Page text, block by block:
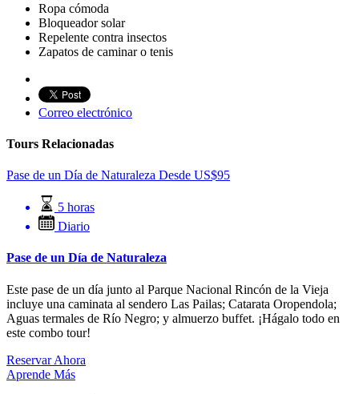
Ropa cómoda
Bloqueador solar
Repelente contra insectos
Zapatos de caminar o tenis
Correo electrónico
Tours Relacionadas
Pase de un Día de Naturaleza Desde US$95
5 horas
Diario
Pase de un Día de Naturaleza
Este pase de un día junto al Parque Nacional Rincón de la Vieja
incluye una caminata al sendero Las Pailas; Catarata Oropendola;
Aguas termales de Río Negro; y almuerzo buffet. ¡Hágalo todo en
este combo tour!
Reservar Ahora
Aprende Más